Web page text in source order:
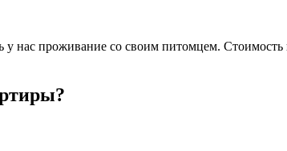
у нас проживание со своим питомцем.